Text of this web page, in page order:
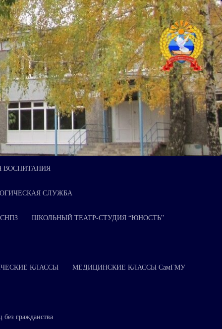
ВОСПИТАНИЯ
СЛУЖБА
ШКОЛЬНЫЙ ТЕАТР-СТУДИЯ “ЮНОСТЬ”
КЛАССЫ МЕДИЦИНСКИЕ КЛАССЫ СамГМУ
гражданства